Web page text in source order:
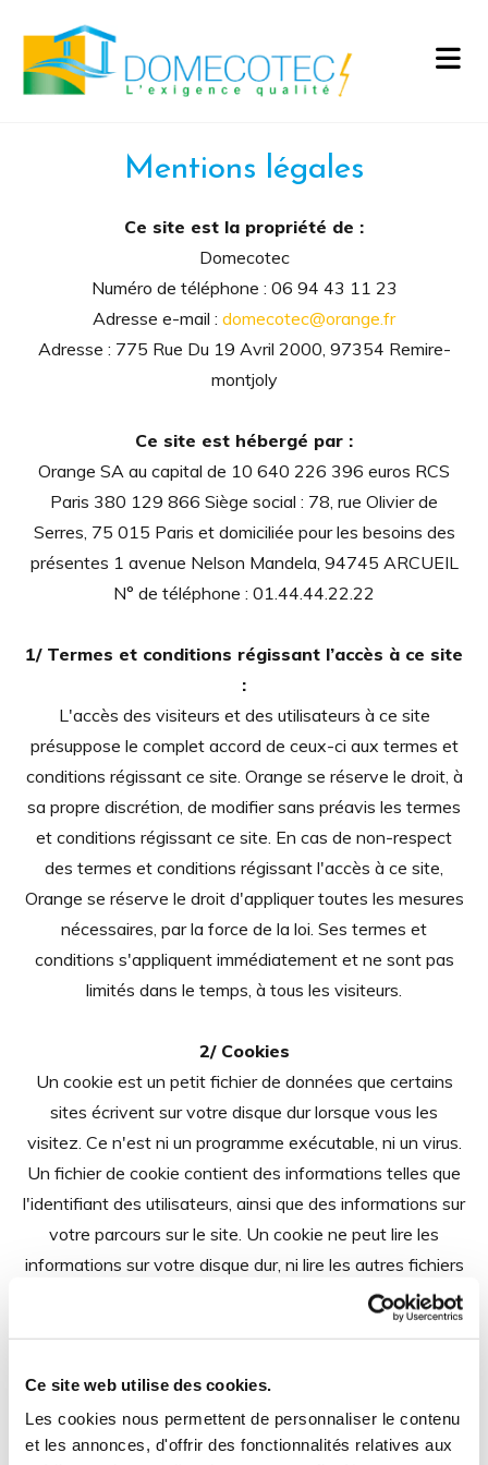
Ce site web utilise des cookies.
Les cookies nous permettent de personnaliser le contenu
et les annonces, d'offrir des fonctionnalités relatives aux
Mentions légales
Ce site est la propriété de :
Domecotec
Numéro de téléphone : 06 94 43 11 23
Adresse e-mail : domecotec@orange.fr
Adresse : 775 Rue Du 19 Avril 2000, 97354 Remire-
montjoly
Ce site est hébergé par :
Orange SA au capital de 10 640 226 396 euros RCS
Paris 380 129 866 Siège social : 78, rue Olivier de
Serres, 75 015 Paris et domiciliée pour les besoins des
présentes 1 avenue Nelson Mandela, 94745 ARCUEIL
N° de téléphone : 01.44.44.22.22
1/ Termes et conditions régissant l’accès à ce site
:
L'accès des visiteurs et des utilisateurs à ce site
présuppose le complet accord de ceux-ci aux termes et
conditions régissant ce site. Orange se réserve le droit, à
sa propre discrétion, de modifier sans préavis les termes
et conditions régissant ce site. En cas de non-respect
des termes et conditions régissant l'accès à ce site,
Orange se réserve le droit d'appliquer toutes les mesures
nécessaires, par la force de la loi. Ses termes et
conditions s'appliquent immédiatement et ne sont pas
limités dans le temps, à tous les visiteurs.
2/ Cookies
Un cookie est un petit fichier de données que certains
sites écrivent sur votre disque dur lorsque vous les
visitez. Ce n'est ni un programme exécutable, ni un virus.
Un fichier de cookie contient des informations telles que
l'identifiant des utilisateurs, ainsi que des informations sur
votre parcours sur le site. Un cookie ne peut lire les
informations sur votre disque dur, ni lire les autres fichiers
de cookies créés par d'autres sites. Le site utilise les
cookies pour obtenir des informations sur le trafic généré
l'usage que vous faites des informations mises à votre
disposition sur ce site, ainsi que pour vérifier la pertinence
de notre schéma de navigation avec ses informations.